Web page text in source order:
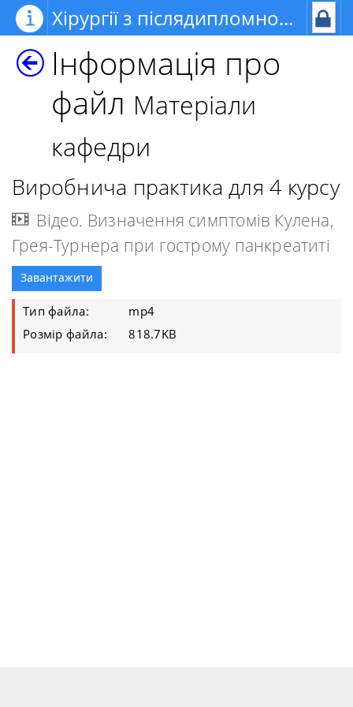
Хірургії з післядипломною освітою
Інформація про
файл Матеріали
кафедри
Виробнича практика для 4 курсу
Відео. Визначення симптомів Кулена,
Грея-Турнера при гострому панкреатиті
Завантажити
Тип файла:
mp4
Розмір файла:
818.7KB